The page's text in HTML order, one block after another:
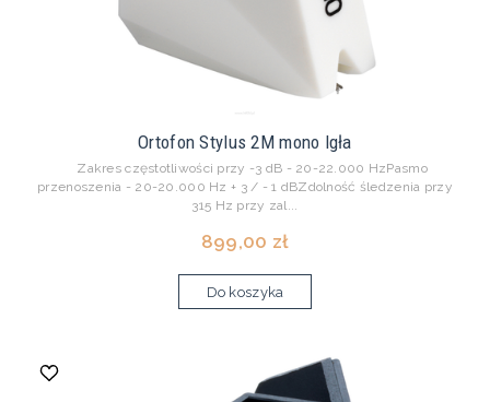
Ortofon Stylus 2M mono Igła
Zakres częstotliwości przy -3 dB - 20-22.000 HzPasmo
przenoszenia - 20-20.000 Hz + 3 / - 1 dBZdolność śledzenia przy
315 Hz przy zal...
899,00 zł
Do koszyka